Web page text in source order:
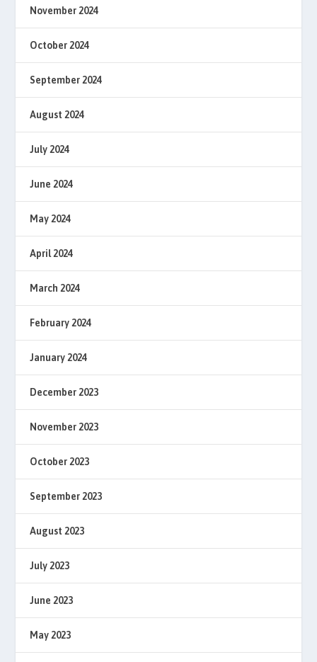
November 2024
October 2024
September 2024
August 2024
July 2024
June 2024
May 2024
April 2024
March 2024
February 2024
January 2024
December 2023
November 2023
October 2023
September 2023
August 2023
July 2023
June 2023
May 2023